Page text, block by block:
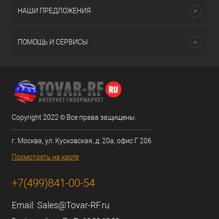
НАШИ ПРЕДЛОЖЕНИЯ
ПОМОЩЬ И СЕРВИСЫ
Copyright 2022 © Все права защищены.
г. Москва, ул. Кусковская, д. 20а, офис Г 206
Посмотреть на карте
+7(499)841-00-54
Email: Sales@Tovar-RF.ru